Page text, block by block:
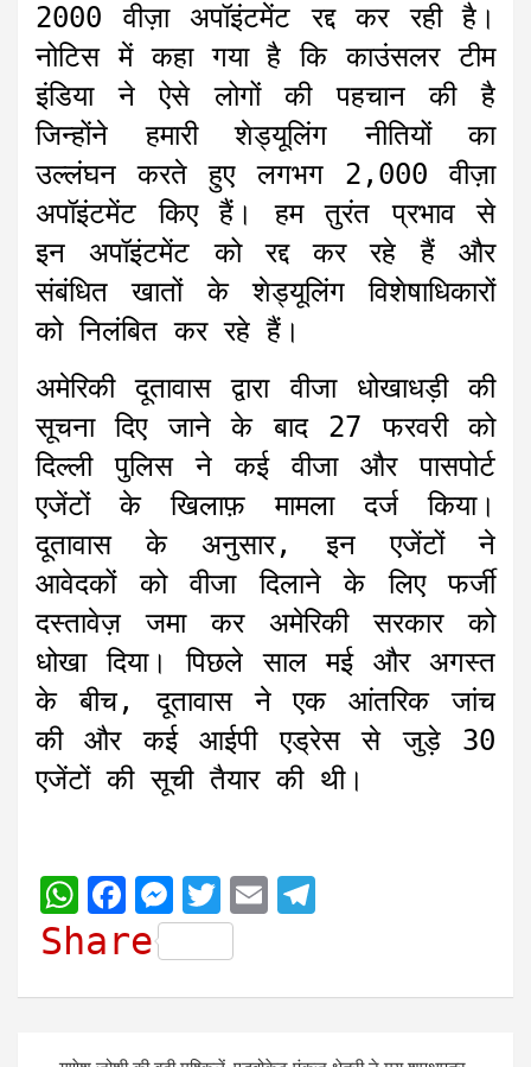
2000 वीज़ा अपॉइंटमेंट रद्द कर रही है।
नोटिस में कहा गया है कि काउंसलर टीम
इंडिया ने ऐसे लोगों की पहचान की है
जिन्होंने हमारी शेड्यूलिंग नीतियों का
उल्लंघन करते हुए लगभग 2,000 वीज़ा
अपॉइंटमेंट किए हैं। हम तुरंत प्रभाव से
इन अपॉइंटमेंट को रद्द कर रहे हैं और
संबंधित खातों के शेड्यूलिंग विशेषाधिकारों
को निलंबित कर रहे हैं।
अमेरिकी दूतावास द्वारा वीजा धोखाधड़ी की
सूचना दिए जाने के बाद 27 फरवरी को
दिल्ली पुलिस ने कई वीजा और पासपोर्ट
एजेंटों के खिलाफ़ मामला दर्ज किया।
दूतावास के अनुसार, इन एजेंटों ने
आवेदकों को वीजा दिलाने के लिए फर्जी
दस्तावेज़ जमा कर अमेरिकी सरकार को
धोखा दिया। पिछले साल मई और अगस्त
के बीच, दूतावास ने एक आंतरिक जांच
की और कई आईपी एड्रेस से जुड़े 30
एजेंटों की सूची तैयार की थी।
W
h
t
F
a
e
b
M
e
s
s
e
T
w
i
t
t
E
i e
g
Share
Post